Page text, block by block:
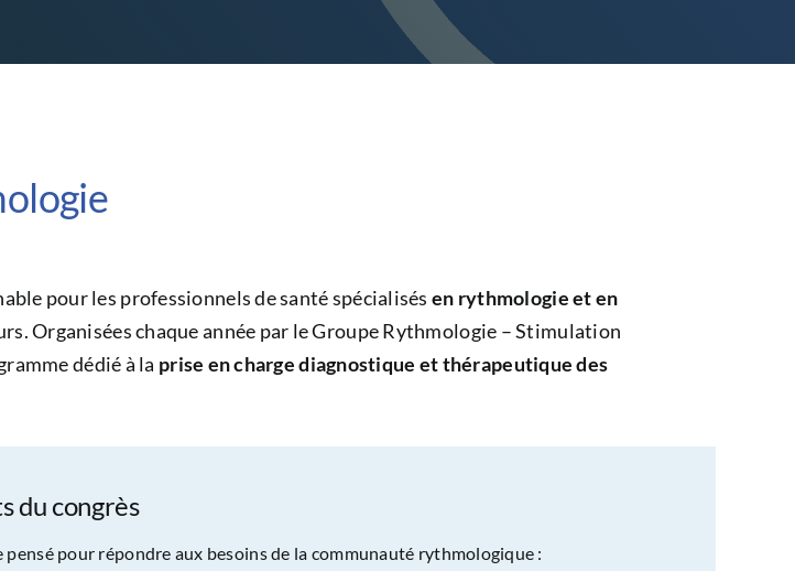
pour les professionnels de santé spécialisésen rythmologie et en
Organisées chaque année par le Groupe Rythmologie – Stimulation
dédié à la prise en charge diagnostique et thérapeutique des
du congrès
pensé pour répondre aux besoins de la communauté rythmologique :